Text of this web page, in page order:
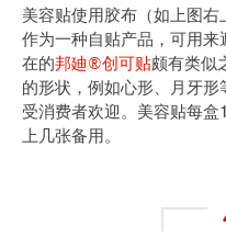
美容贴使用胶布（如上图右
作为一种自贴产品，可用
在的邦廸®创可贴颇有类似
的形状，例如心形、月牙
受消费者欢迎。美容贴每
上几张备用。